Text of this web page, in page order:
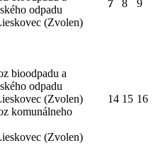
odpadu
(Zvolen)
7 8 9
bioodpadu a
odpadu
(Zvolen)
komunálneho
(Zvolen)
14 15 16